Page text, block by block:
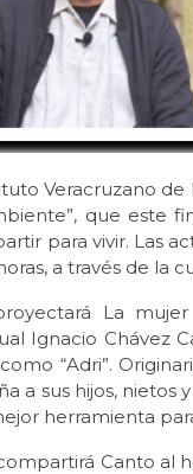
Veracruzano
que este
para vivir. Las
a través de la
La
Ignacio Chávez
“Adri”.
a sus hijos,
herramienta
Canto